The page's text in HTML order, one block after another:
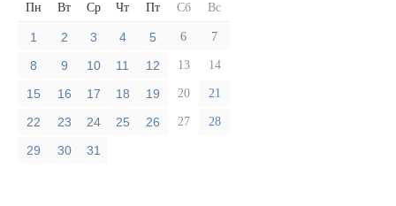
Пн Вт Ср Чт Пт Сб Вс
1 2 3 4 5 6 7
8 9 10 11 12 13 14
15 16 17 18 19 20 21
22 23 24 25 26 27 28
29 30 31